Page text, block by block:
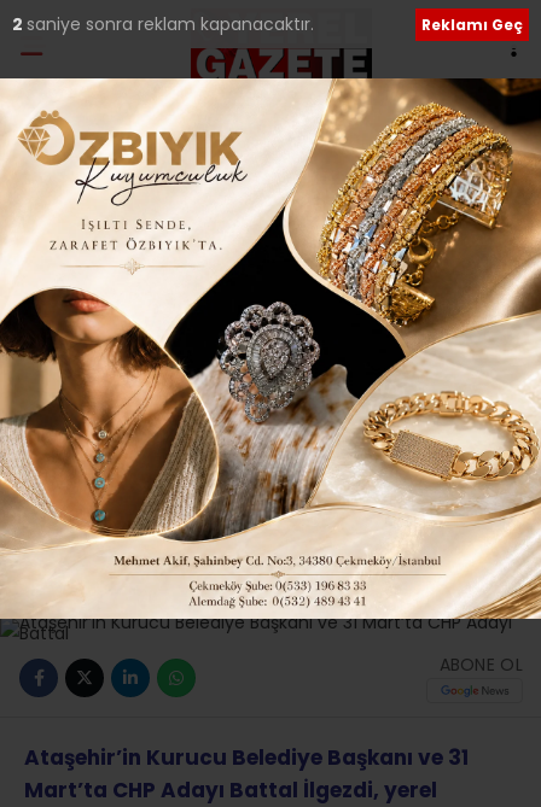
Ana Sayfa›Siyaset
BATTAL İLGEZDİ;
“ATAŞEHİR’E SEVGİ VE
KARDEŞLİK VAAT
EDİYORUM”
Giriş: 30-01-2019 20:33
Güncelleme: 09-02-2019 12:09
676 Siyaset Tüm Manşetler
ABONE OL
Ataşehir’in Kurucu Belediye Başkanı ve 31
Mart’ta CHP Adayı Battal İlgezdi, yerel
2 saniye sonra reklam kapanacaktır. Reklamı Geç